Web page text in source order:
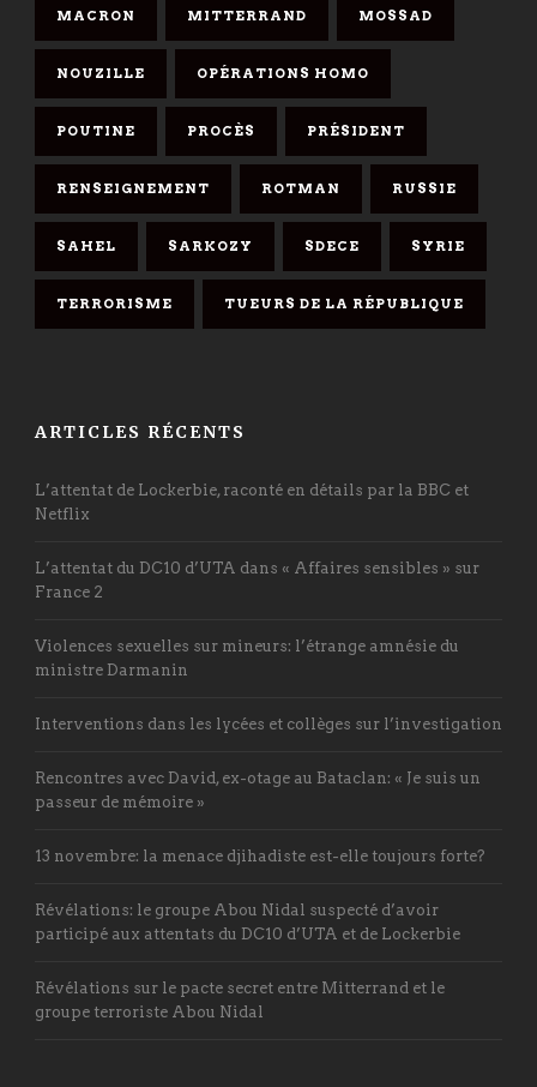
MACRON MITTERRAND MOSSAD
NOUZILLE OPÉRATIONS HOMO
POUTINE PROCÈS PRÉSIDENT
RENSEIGNEMENT ROTMAN RUSSIE
SAHEL SARKOZY SDECE SYRIE
TERRORISME TUEURS DE LA RÉPUBLIQUE
ARTICLES RÉCENTS
L’attentat de Lockerbie, raconté en détails par la BBC et
Netflix
L’attentat du DC10 d’UTA dans « Affaires sensibles » sur
France 2
Violences sexuelles sur mineurs: l’étrange amnésie du
ministre Darmanin
Interventions dans les lycées et collèges sur l’investigation
Rencontres avec David, ex-otage au Bataclan: « Je suis un
passeur de mémoire »
13 novembre: la menace djihadiste est-elle toujours forte?
Révélations: le groupe Abou Nidal suspecté d’avoir
participé aux attentats du DC10 d’UTA et de Lockerbie
Révélations sur le pacte secret entre Mitterrand et le
groupe terroriste Abou Nidal